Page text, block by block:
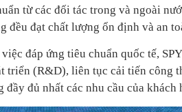
từ các đối tác trong và ngoài
đều đạt chất lượng ổn định và an
đáp ứng tiêu chuẩn quốc tế,
triển (R&D), liên tục cải tiến công
đầy đủ nhất các nhu cầu của khách